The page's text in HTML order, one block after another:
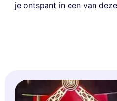
je ontspant in een van